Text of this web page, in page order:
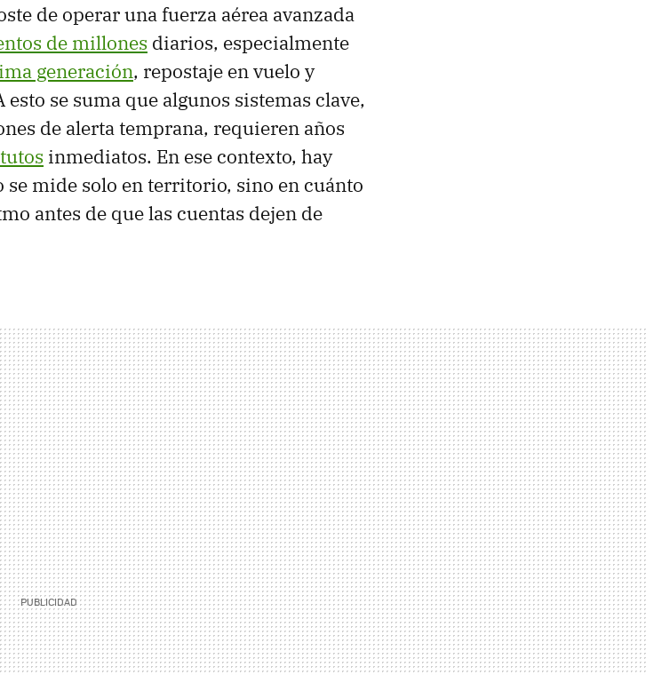
de operar una fuerza aérea avanzada
de millones diarios, especialmente
generación, repostaje en vuelo y
se suma que algunos sistemas clave,
de alerta temprana, requieren años
inmediatos. En ese contexto, hay
se mide solo en territorio, sino en cuánto
antes de que las cuentas dejen de